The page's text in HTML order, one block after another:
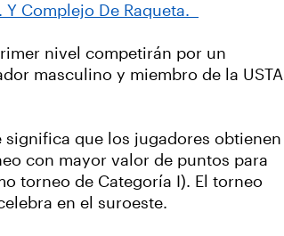
Y Complejo De Raqueta.
nivel competirán por un
masculino y miembro de la USTA
significa que los jugadores obtienen
con mayor valor de puntos para
torneo de Categoría I). El torneo
en el suroeste.